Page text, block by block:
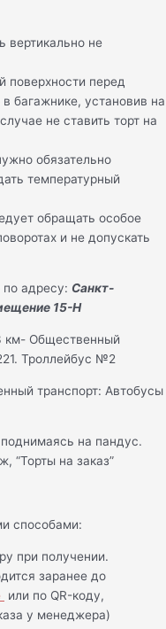
вертикально не
поверхности перед
багажнике, установив на
не ставить торт на
обязательно
температурный
обращать особое
и не допускать
по адресу: Санкт-
15-Н
км- Общественный
Троллейбус №2
транспорт: Автобусы
на пандус.
“Торты на заказ”
способами:
при получении.
заранее до
или по QR-коду,
у менеджера)